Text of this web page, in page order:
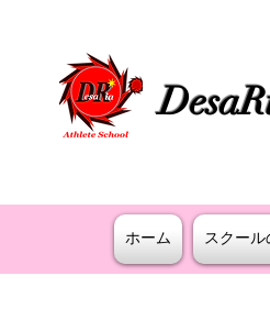
ホーム スクール